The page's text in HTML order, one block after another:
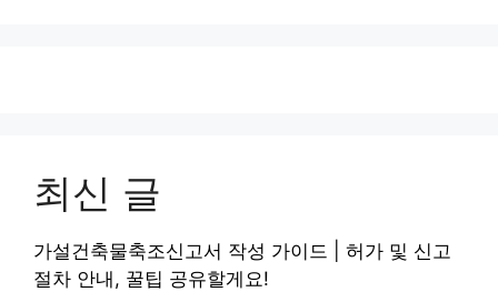
최신 글
가설건축물축조신고서 작성 가이드 | 허가 및 신고
절차 안내, 꿀팁 공유할게요!